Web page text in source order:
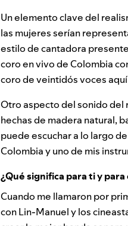
Un elemento clave del
las mujeres serían
estilo de cantadora
coro en vivo de Colombia
coro de veintidós voces
Otro aspecto del sonido del
hechas de madera natural,
puede escuchar a lo largo
Colombia y uno de mis
¿Qué significa para ti y
Cuando me llamaron por
con Lin-Manuel y los